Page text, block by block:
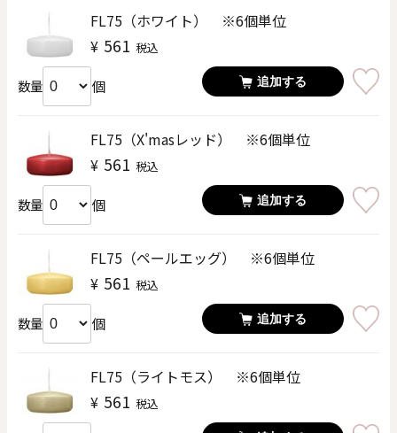
FL75（ホワイト） ※6個単位
¥ 561 税込
数量 個 追加する
FL75（X'masレッド） ※6個単位
¥ 561 税込
数量 個 追加する
FL75（ペールエッグ） ※6個単位
¥ 561 税込
数量 個 追加する
FL75（ライトモス） ※6個単位
¥ 561 税込